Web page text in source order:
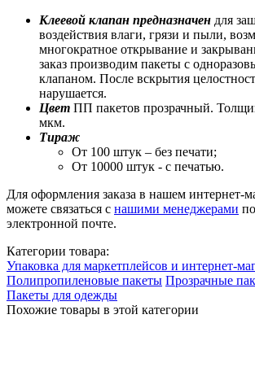
Клеевой клапан предназначен для
воздействия влаги, грязи и пыли,
многократное открывание и
заказ производим пакеты с
клапаном. После вскрытия
нарушается.
Цвет ПП пакетов прозрачный.
мкм.
Тираж
От 100 штук – без печати;
От 10000 штук - с печатью.
Для оформления заказа в нашем интернет-
можете связаться с нашими менеджерами
электронной почте.
Категории товара:
Упаковка для маркетплейсов и интернет-
Полипропиленовые пакеты Прозрачные
Пакеты для одежды
Похожие товары в этой категории